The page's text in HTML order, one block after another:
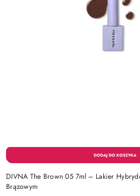
DIVNA The Brown 05 7ml – Lakier
Brązowym